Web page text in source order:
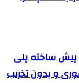
پیش ساخته پلی
و بدون تخریب